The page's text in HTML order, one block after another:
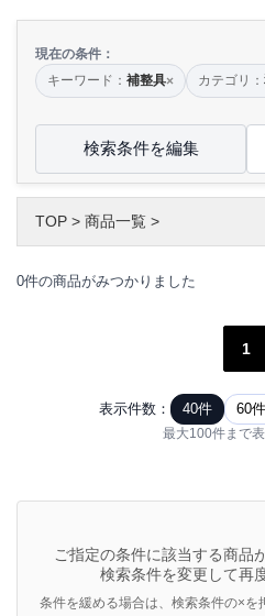
現在の条件：
キーワード： 補整具× カテゴリ：
検索条件を編集
TOP > 商品一覧 >
0件の商品がみつかりました
1
表示件数： 40件 60件
最大100件まで
ご指定の条件に該当する商品
検索条件を変更して再
条件を緩める場合は、検索条件の×を